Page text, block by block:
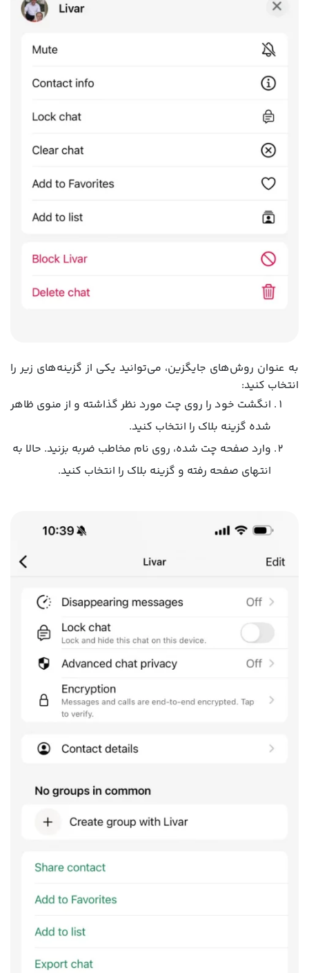
به عنوان روش‌های جایگزین، می‌توانید یکی از گزینه‌های زیر را
انتخاب کنید:
انگشت خود را روی چت مورد نظر گذاشته و از منوی ظاهر
شده گزینه بلاک را انتخاب کنید.
وارد صفحه چت شده، روی نام مخاطب ضربه بزنید. حالا به
انتهای صفحه رفته و گزینه بلاک را انتخاب کنید.